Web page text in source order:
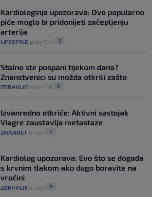
Kardiologinja upozorava: Ovo popularno
piće moglo bi pridonijeti začepljenju
arterija
LIFESTYLE prije 10 h 2
Stalno ste pospani tijekom dana?
Znanstvenici su možda otkrili zašto
ZDRAVLJE prije 11 h 0
Izvanredno otkriće: Aktivni sastojak
Viagre zaustavlja metastaze
ZNANOST 6. kol. 2
Kardiolog upozorava: Evo što se događa
s krvnim tlakom ako dugo boravite na
vrućini
ZDRAVLJE 5. kol. 0